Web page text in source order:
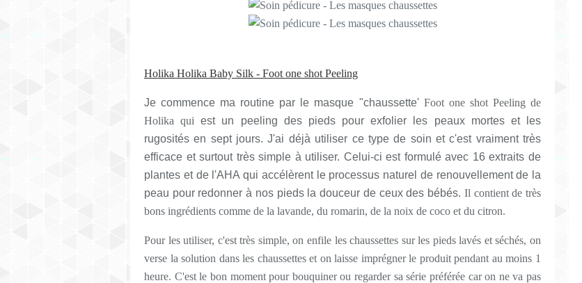
Holika Holika Baby Silk - Foot one shot Peeling
Je commence ma routine par le masque "chaussette' Foot one shot Peeling de
Holika quiest un peeling des pieds pour exfolier les peaux mortes et les
rugosités en sept jours. J'ai déjà utiliser ce type de soin et c'est vraiment très
efficace et surtout très simple à utiliser. Celui-ci est formulé avec 16 extraits de
plantes et de l'AHA qui accélèrent le processus naturel de renouvellement de la
peau pour redonner à nos pieds la douceur de ceux des bébés. Il contient de très
bons ingrédients comme de la lavande, du romarin, de la noix de coco et du citron.
Pour les utiliser, c'est très simple, on enfile les chaussettes sur les pieds lavés et séchés, on
verse la solution dans les chaussettes et on laisse imprégner le produit pendant au moins 1
heure. C'est le bon moment pour bouquiner ou regarder sa série préférée car on ne va pas